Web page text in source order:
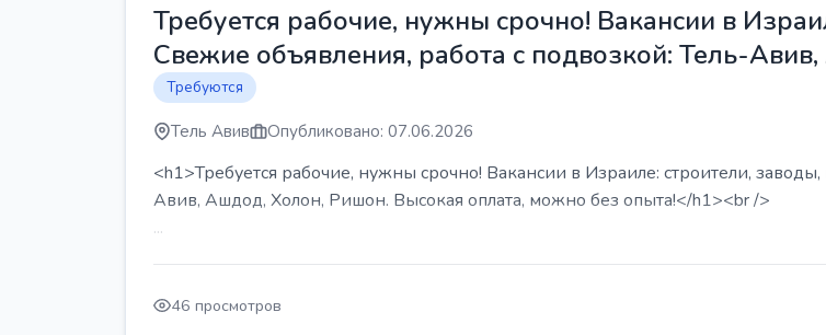
Требуется рабочие, нужны срочно! Вакансии в
Свежие объявления, работа с подвозкой: Тель-
Требуются
Тель Авив Опубликовано: 07.06.2026
<h1>Требуется рабочие, нужны срочно! Вакансии в Израиле: строители,
Авив, Ашдод, Холон, Ришон. Высокая оплата, можно без опыта!</h1><br />
...
46 просмотров